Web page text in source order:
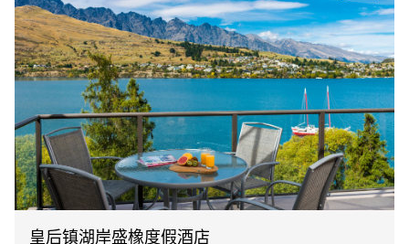
皇后镇湖岸盛橡度假酒店